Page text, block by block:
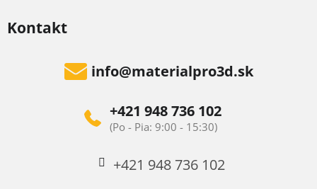
Kontakt
info@materialpro3d.sk
+421 948 736 102
+421 948 736 102